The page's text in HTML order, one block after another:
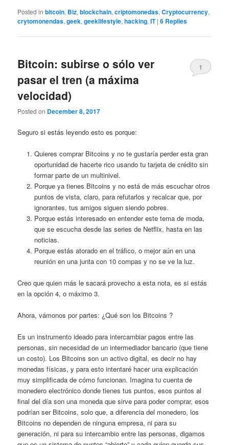
Posted in bitcoin, Biz,blockchain,criptomonedas,Cryptocurrency,
crytomonendas,geek,geeklifestyle,hacking,IT |6 Replies
Bitcoin: subirse o sólo ver
pasar el tren (a máxima
velocidad)
Posted on December 8, 2017
1
Seguro si estás leyendo esto es porque:
Quieres comprar Bitcoins y no te gustaría perder esta gran
oportunidad de hacerte rico usando tu tarjeta de crédito sin
formar parte de un multinivel.
Porque ya tienes Bitcoins y no está de más escuchar otros
puntos de vista, claro, para refutarlos y recalcar que, por
ignorantes, tus amigos siguen siendo pobres.
Porque estás interesado en entender este tema de moda,
que se escucha desde las series de Netflix, hasta en las
noticias.
Porque estás atorado en el tráfico, o mejor aún en una
reunión en una junta con 10 compas y no se ve la luz.
Creo que quien más le sacará provecho a esta nota, es si estás
en la opción 4, o máximo 3.
Ahora, vámonos por partes: ¿Qué son los Bitcoins ?
Es un instrumento ideado para intercambiar pagos entre las
personas, sin necesidad de un intermediador bancario (que tiene
un costo). Los Bitcoins son un activo digital, es decir no hay
monedas físicas, y para esto intentaré hacer una explicación
muy simplificada de cómo funcionan. Imagina tu cuenta de
monedero electrónico donde tienes tus puntos, esos puntos al
final del día son una moneda que sirve para poder comprar, esos
podrían ser Bitcoins, solo que, a diferencia del monedero, los
Bitcoins no dependen de ninguna empresa, ni para su
generación, ni para su intercambio entre las personas, digamos